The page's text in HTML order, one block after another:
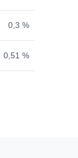
0,3 %
0,51 %